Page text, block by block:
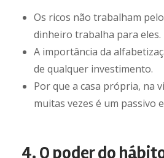
Os ricos não trabalham
dinheiro trabalha para eles.
A importância da
de qualquer investimento.
Por que a casa própria, na
muitas vezes é um passivo
4. O poder do